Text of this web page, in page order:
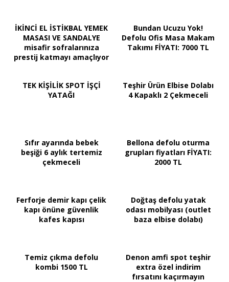
İKİNCİ EL İSTİKBAL YEMEK
MASASI VE SANDALYE
misafir sofralarınıza
prestij katmayı amaçlıyor
Bundan Ucuzu Yok!
Defolu Ofis Masa Makam
Takımı FİYATI: 7000 TL
TEK KİŞİLİK SPOT İŞÇİ
YATAĞI
Teşhir Ürün Elbise Dolabı
4 Kapaklı 2 Çekmeceli
Sıfır ayarında bebek
beşiği 6 aylık tertemiz
çekmeceli
Bellona defolu oturma
grupları fiyatları FİYATI:
2000 TL
Ferforje demir kapı çelik
kapı önüne güvenlik
kafes kapısı
Doğtaş defolu yatak
odası mobilyası (outlet
baza elbise dolabı)
Temiz çıkma defolu
kombi 1500 TL
Denon amfi spot teşhir
extra özel indirim
fırsatını kaçırmayın